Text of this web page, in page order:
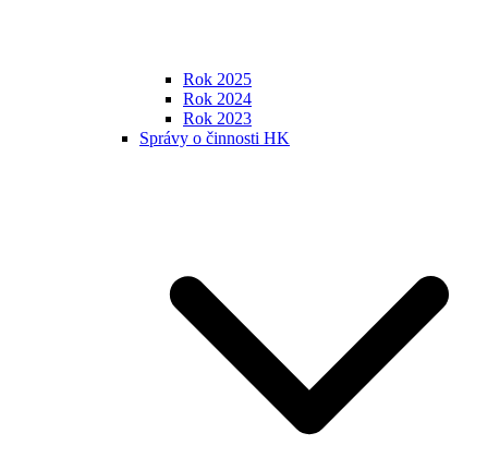
Rok 2025
Rok 2024
Rok 2023
Správy o činnosti HK